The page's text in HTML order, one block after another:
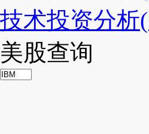
技术投资分析
美股查询